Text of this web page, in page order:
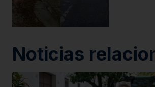
Noticias